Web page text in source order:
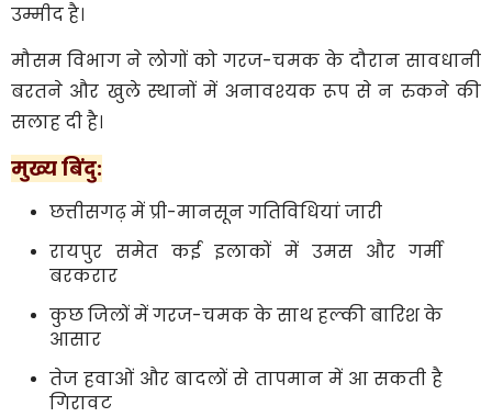
उम्मीद है।
मौसम विभाग ने लोगों को गरज-चमक के दौरान सावधानी
बरतने और खुले स्थानों में अनावश्यक रूप से न रुकने की
सलाह दी है।
मुख्य बिंदु:
छत्तीसगढ़ में प्री-मानसून गतिविधियां जारी
रायपुर समेत कई इलाकों में उमस और गर्मी
बरकरार
कुछ जिलों में गरज-चमक के साथ हल्की बारिश के
आसार
तेज हवाओं और बादलों से तापमान में आ सकती है
गिरावट